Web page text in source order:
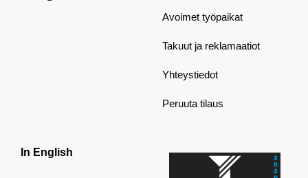
Avoimet työpaikat
Takuut ja reklamaatiot
Yhteystiedot
Peruuta tilaus
In English